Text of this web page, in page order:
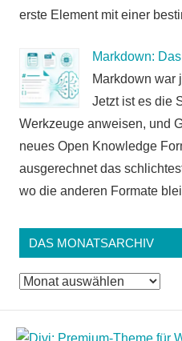
erste Element mit einer
Markdown:
Markdown war
Jetzt ist es die
Werkzeuge anweisen, und
neues Open Knowledge
ausgerechnet das
wo die anderen Formate
DAS MONATSARCHIV
Das